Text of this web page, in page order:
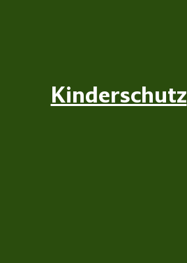
Kinderschutz